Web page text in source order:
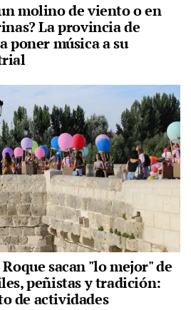
molino de viento o en
La provincia de
poner música a su
sacan "lo mejor" de
peñistas y tradición:
de actividades